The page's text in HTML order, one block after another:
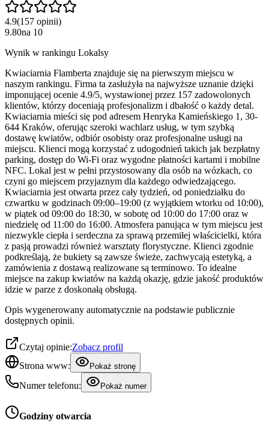
4.9(157 opinii)
9.80na 10
Wynik w rankingu Lokalsy
Kwiaciarnia Flamberta znajduje się na pierwszym miejscu w
naszym rankingu. Firma ta zasłużyła na najwyższe uznanie dzięki
imponującej ocenie 4.9/5, wystawionej przez 157 zadowolonych
klientów, którzy doceniają profesjonalizm i dbałość o każdy detal.
Kwiaciarnia mieści się pod adresem Henryka Kamieńskiego 1, 30-
644 Kraków, oferując szeroki wachlarz usług, w tym szybką
dostawę kwiatów, odbiór osobisty oraz profesjonalne usługi na
miejscu. Klienci mogą korzystać z udogodnień takich jak bezpłatny
parking, dostęp do Wi-Fi oraz wygodne płatności kartami i mobilne
NFC. Lokal jest w pełni przystosowany dla osób na wózkach, co
czyni go miejscem przyjaznym dla każdego odwiedzającego.
Kwiaciarnia jest otwarta przez cały tydzień, od poniedziałku do
czwartku w godzinach 09:00–19:00 (z wyjątkiem wtorku od 10:00),
w piątek od 09:00 do 18:30, w sobotę od 10:00 do 17:00 oraz w
niedzielę od 11:00 do 16:00. Atmosfera panująca w tym miejscu jest
niezwykle ciepła i serdeczna za sprawą przemiłej właścicielki, która
z pasją prowadzi również warsztaty florystyczne. Klienci zgodnie
podkreślają, że bukiety są zawsze świeże, zachwycają estetyką, a
zamówienia z dostawą realizowane są terminowo. To idealne
miejsce na zakup kwiatów na każdą okazję, gdzie jakość produktów
idzie w parze z doskonałą obsługą.
Opis wygenerowany automatycznie na podstawie publicznie
dostępnych opinii.
Czytaj opinie:Zobacz profil
Strona www:
Pokaż stronę
Numer telefonu: Pokaż numer
Godziny otwarcia